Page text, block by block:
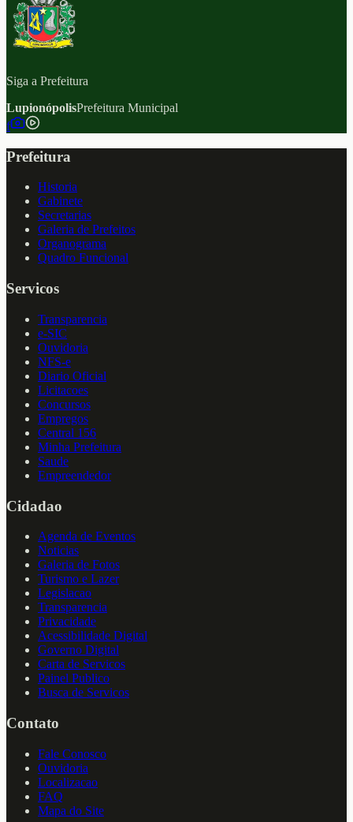
Siga a Prefeitura
LupionópolisPrefeitura Municipal
f
Prefeitura
Historia
Gabinete
Secretarias
Galeria de Prefeitos
Organograma
Quadro Funcional
Servicos
Transparencia
e-SIC
Ouvidoria
NFS-e
Diario Oficial
Licitacoes
Concursos
Empregos
Central 156
Minha Prefeitura
Saude
Empreendedor
Cidadao
Agenda de Eventos
Noticias
Galeria de Fotos
Turismo e Lazer
Legislacao
Transparencia
Privacidade
Acessibilidade Digital
Governo Digital
Carta de Servicos
Painel Publico
Busca de Servicos
Contato
Fale Conosco
Ouvidoria
Localizacao
FAQ
Mapa do Site